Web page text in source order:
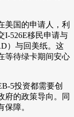
美国的申请人，利
I-526E移民申请与
）与回美纸。这
等待绿卡期间安心
5投资都需要创
府的政策导向。同
障。